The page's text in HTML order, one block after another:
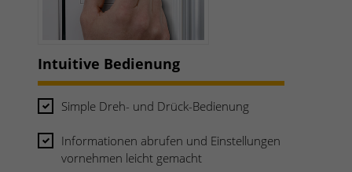
Intuitive Bedienung
Simple Dreh- und Drück-Bedienung
Informationen abrufen und Einstellungen
vornehmen leicht gemacht